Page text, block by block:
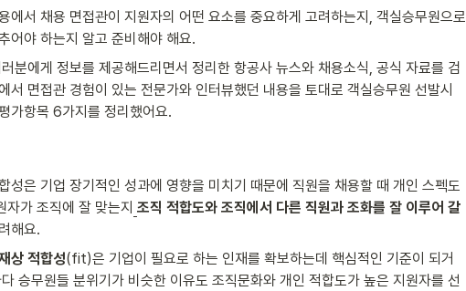
에서 채용 면접관이 지원자의 어떤 요소를 중요하게 고려하는지, 객실승무원으로
어야 하는지 알고 준비해야 해요.
분에게 정보를 제공해드리면서 정리한 항공사 뉴스와 채용소식, 공식 자료를 검
서 면접관 경험이 있는 전문가와 인터뷰했던 내용을 토대로 객실승무원 선발시
가항목 6가지를 정리했어요.
성은 기업 장기적인 성과에 영향을 미치기 때문에 직원을 채용할 때 개인 스펙도
자가 조직에 잘 맞는지 조직 적합도와 조직에서 다른 직원과 조화를 잘 이루어 갈
해요.
상 적합성(fit)은 기업이 필요로 하는 인재를 확보하는데 핵심적인 기준이 되거
승무원들 분위기가 비슷한 이유도 조직문화와 개인 적합도가 높은 지원자를 선